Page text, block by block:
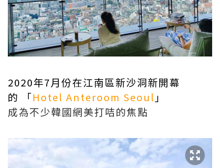
2020年7月份在江南區新沙洞新開幕
的 「Hotel Anteroom Seoul 」
成為不少韓國網美打咭的焦點